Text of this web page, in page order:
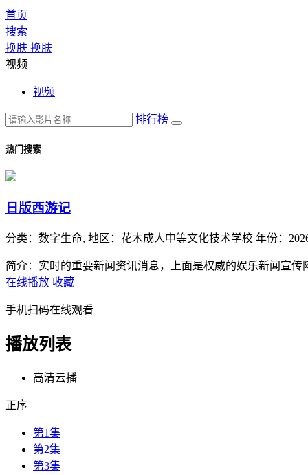
首页
搜索
换肤 换肤
视频
视频
排行榜
热门搜索
日版西游记
分类： 数字生命, 地区： 花木成人中等文化技术学校 年份：
简介：实时的重要新闻资讯消息，上面是权威的娱乐新闻宣
在线播放 收藏
手机扫码在线观看
播放列表
高清云播
正序
第1集
第2集
第3集